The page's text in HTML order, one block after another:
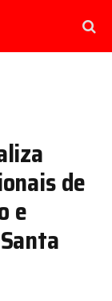
de
e